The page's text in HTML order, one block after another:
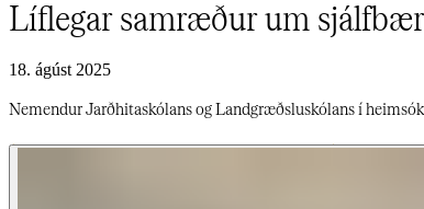
Líflegar samræður um sjálfbærni​​​​‌
18. ágúst 2025
Nemendur Jarðhitaskólans og Landgræðsluskólans í heimsókn.​​​​‌